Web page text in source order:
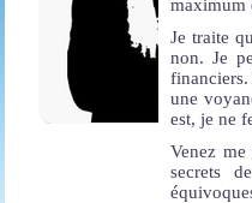
maximum
Je traite
non. Je
une
est, je ne
Venez
secrets